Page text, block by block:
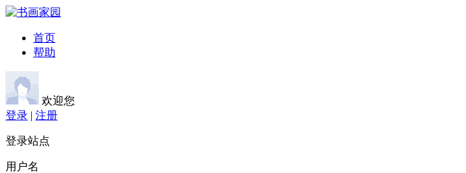
首页
帮助
欢迎您
登录 | 注册
登录站点
用户名